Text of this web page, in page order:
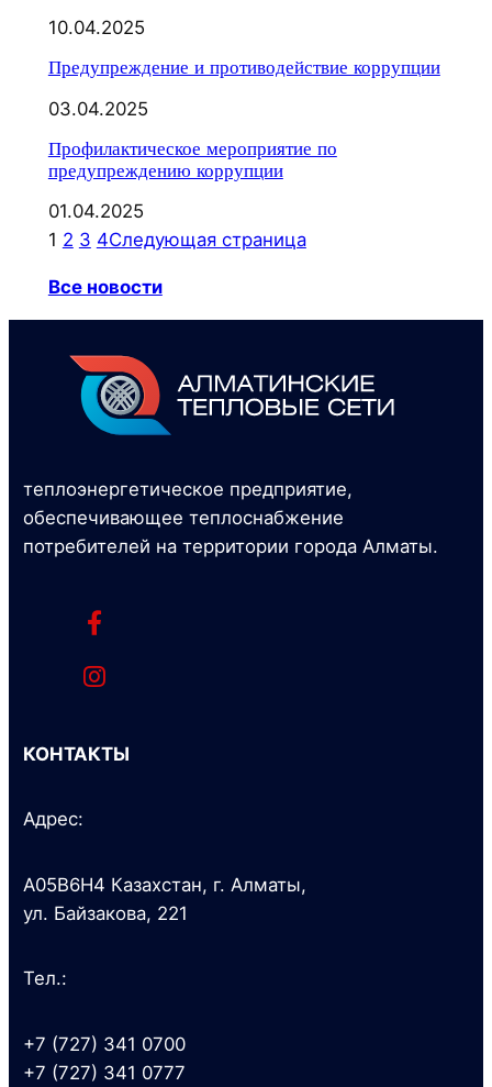
10.04.2025
Предупреждение и противодействие коррупции
03.04.2025
Профилактическое мероприятие по
предупреждению коррупции
01.04.2025
1 2 3 4Следующая страница
Все новости
теплоэнергетическое предприятие,
обеспечивающее теплоснабжение
потребителей на территории города Алматы.
КОНТАКТЫ
Адрес:
A05B6H4 Казахстан, г. Алматы,
ул. Байзакова, 221
Тел.:
+7 (727) 341 0700
+7 (727) 341 0777